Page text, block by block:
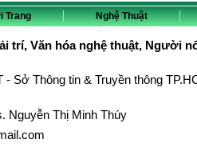
Trang Nghệ Thuật
trí, Văn hóa nghệ thuật, Người
Sở Thông tin & Truyền thông
Nguyễn Thị Minh Thúy